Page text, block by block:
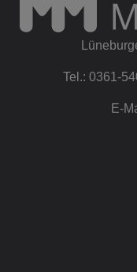
Tel.: 0361-
E-